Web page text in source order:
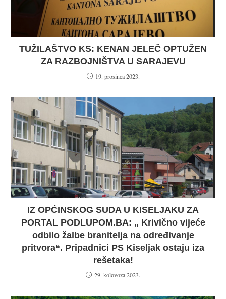
TUŽILAŠTVO KS: KENAN JELEČ OPTUŽEN
ZA RAZBOJNIŠTVA U SARAJEVU
19. prosinca 2023.
IZ OPĆINSKOG SUDA U KISELJAKU ZA
PORTAL PODLUPOM.BA: „ Krivično vijeće
odbilo žalbe branitelja na određivanje
pritvora“. Pripadnici PS Kiseljak ostaju iza
rešetaka!
29. kolovoza 2023.